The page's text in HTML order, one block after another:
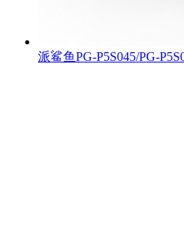
派鲨鱼PG-P5S045/PG-